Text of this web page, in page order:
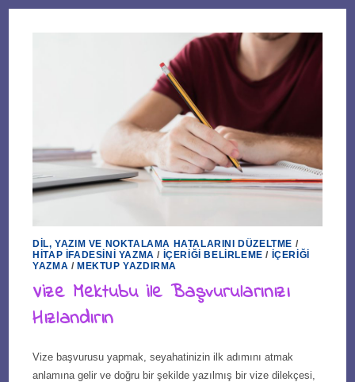
DIL, YAZIM VE NOKTALAMA HATALARINI DÜZELTME /
HITAP İFADESINI YAZMA / İÇERIĞI BELIRLEME / İÇERIĞI
YAZMA /MEKTUP YAZDIRMA
Vize Mektubu ile Başvurularınızı
Hızlandırın
Vize başvurusu yapmak, seyahatinizin ilk adımını atmak
anlamına gelir ve doğru bir şekilde yazılmış bir vize dilekçesi,